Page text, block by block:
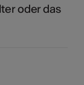
oder das